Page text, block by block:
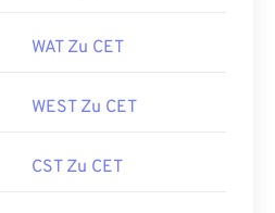
WAT Zu CET
WEST Zu CET
CST Zu CET